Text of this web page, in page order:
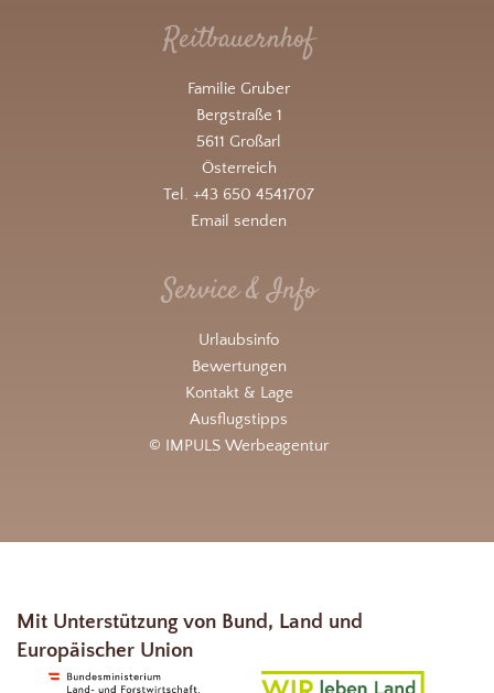
Reitbauernhof
Familie Gruber
Bergstraße 1
5611 Großarl
Österreich
Tel. +43 650 4541707
Email senden
Service & Info
Urlaubsinfo
Bewertungen
Kontakt & Lage
Ausflugstipps
© IMPULS Werbeagentur
Mit Unterstützung von Bund, Land und
Europäischer Union